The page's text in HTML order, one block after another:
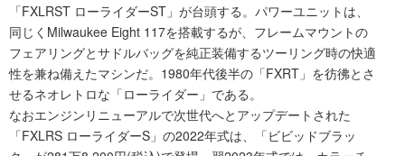
「FXLRST ローライダーST」が台頭する。パワーユニットは、
同じくMilwaukee Eight 117を搭載するが、フレームマウントの
フェアリングとサドルバッグを純正装備するツーリング時の快適
性を兼ね備えたマシンだ。1980年代後半の「FXRT」を彷彿とさ
せるネオレトロな「ローライダー」である。
なおエンジンリニューアルで次世代へとアップデートされた
「FXLRS ローライダーS」の2022年式は、「ビビッドブラッ